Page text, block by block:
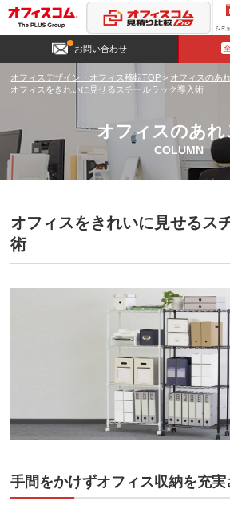
3D
ー
お問い合わせ
オフィスデザイン・オフィス移転TOP > オフィスのあ
オフィスをきれいに見せるスチールラック導入術
オフィスのあれ
COLUMN
オフィスをきれいに見せるス
術
手間をかけずオフィス収納を充